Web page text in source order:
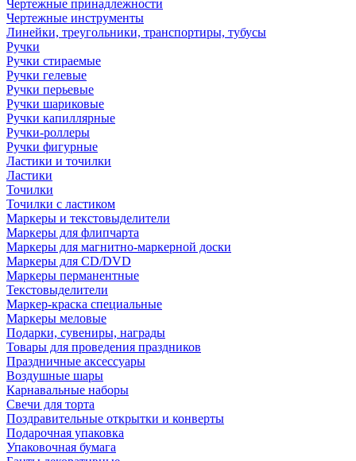
Чертежные принадлежности
Чертежные инструменты
Линейки, треугольники, транспортиры, тубусы
Ручки
Ручки стираемые
Ручки гелевые
Ручки перьевые
Ручки шариковые
Ручки капиллярные
Ручки-роллеры
Ручки фигурные
Ластики и точилки
Ластики
Точилки
Точилки с ластиком
Маркеры и текстовыделители
Маркеры для флипчарта
Маркеры для магнитно-маркерной доски
Маркеры для CD/DVD
Маркеры перманентные
Текстовыделители
Маркер-краска специальные
Маркеры меловые
Подарки, сувениры, награды
Товары для проведения праздников
Праздничные аксессуары
Воздушные шары
Карнавальные наборы
Свечи для торта
Поздравительные открытки и конверты
Подарочная упаковка
Упаковочная бумага